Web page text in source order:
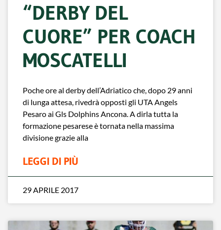
“DERBY DEL
CUORE” PER COACH
MOSCATELLI
Poche ore al derby dell’Adriatico che, dopo 29 anni
di lunga attesa, rivedrà opposti gli UTA Angels
Pesaro ai Gls Dolphins Ancona. A dirla tutta la
formazione pesarese è tornata nella massima
divisione grazie alla
LEGGI DI PIÙ
29 APRILE 2017